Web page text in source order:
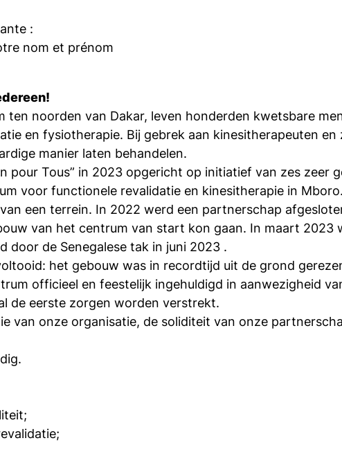
:
nom et prénom
ten noorden van Dakar, leven honderden kwetsbare
en fysiotherapie. Bij gebrek aan kinesitherapeuten
manier laten behandelen.
Tous” in 2023 opgericht op initiatief van zes zeer
voor functionele revalidatie en kinesitherapie in Mboro.
een terrein. In 2022 werd een partnerschap
van het centrum van start kon gaan. In maart 2023
door de Senegalese tak in juni 2023 .
het gebouw was in recordtijd uit de grond
officieel en feestelijk ingehuldigd in aanwezigheid
de eerste zorgen worden verstrekt.
van onze organisatie, de soliditeit van onze